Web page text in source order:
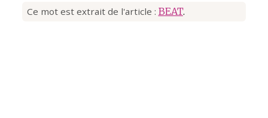
Ce mot est extrait de l'article : BEAT.